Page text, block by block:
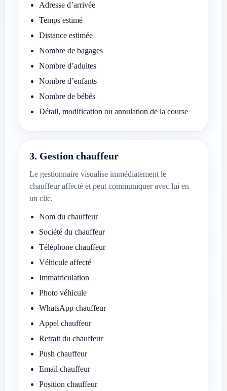
Adresse d’arrivée
Temps estimé
Distance estimée
Nombre de bagages
Nombre d’adultes
Nombre d’enfants
Nombre de bébés
Détail, modification ou annulation de la course
3. Gestion chauffeur
Le gestionnaire visualise immédiatement le
chauffeur affecté et peut communiquer avec lui en
un clic.
Nom du chauffeur
Société du chauffeur
Téléphone chauffeur
Véhicule affecté
Immatriculation
Photo véhicule
WhatsApp chauffeur
Appel chauffeur
Retrait du chauffeur
Push chauffeur
Email chauffeur
Position chauffeur